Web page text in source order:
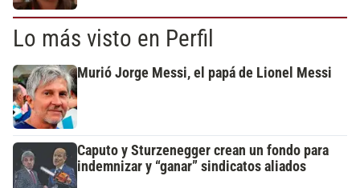
Lo más visto en Perfil
Murió Jorge Messi, el papá de Lionel Messi
Caputo y Sturzenegger crean un fondo para
indemnizar y “ganar” sindicatos aliados